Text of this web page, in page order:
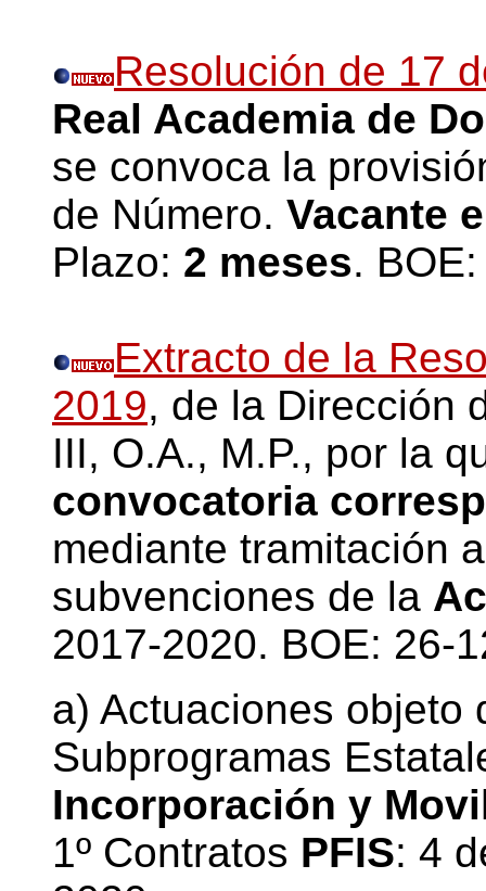
Resolución de 17
Real Academia de
se convoca la
de Número. Vacante
Plazo: 2 meses.
Extracto de la
2019, de la Dirección
III, O.A., M.P., por la
convocatoria
mediante tramitación
subvenciones de la
2017-2020. BOE: 26-
a) Actuaciones objeto
Subprogramas
Incorporación y
1º Contratos PFIS: 4